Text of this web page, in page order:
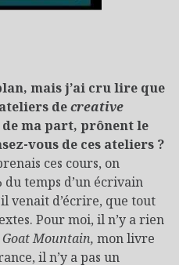
mais j’ai cru lire que
decreative
ma part, prônent le
vous de ces ateliers ?
ces cours, on
du temps d’un écrivain
venait d’écrire, que tout
Pour moi, il n’y a rien
Goat Mountain, mon livre
il n’y a pas un